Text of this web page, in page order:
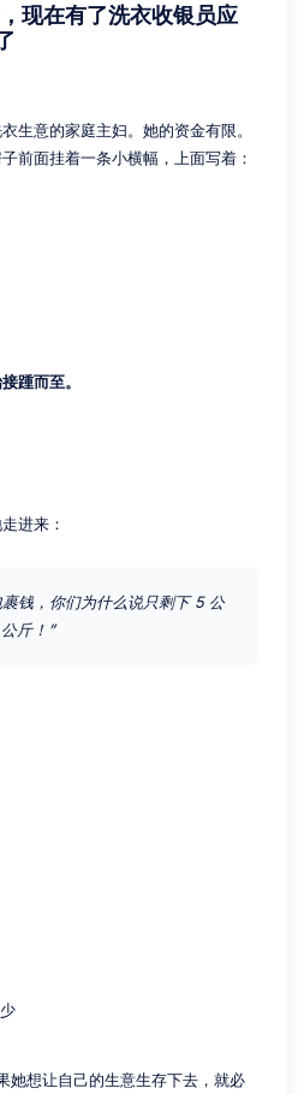
现在有了洗衣收银员应
生意的家庭主妇。她的资金有限。
前面挂着一条小横幅，上面写着：
踵而至。
进来：
钱，你们为什么说只剩下 5 公
斤！”
她想让自己的生意生存下去，就必